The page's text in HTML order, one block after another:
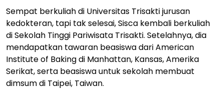
Sempat berkuliah di Universitas Trisakti jurusan
kedokteran, tapi tak selesai, Sisca kembali berkuliah
di Sekolah Tinggi Pariwisata Trisakti. Setelahnya, dia
mendapatkan tawaran beasiswa dari American
Institute of Baking di Manhattan, Kansas, Amerika
Serikat, serta beasiswa untuk sekolah membuat
dimsum di Taipei, Taiwan.